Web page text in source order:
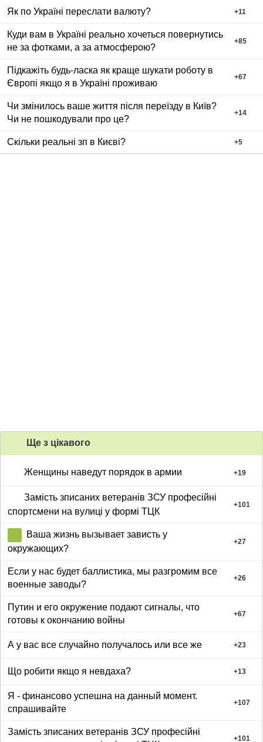
Як по Україні переслати валюту? +11
Куди вам в Україні реально хочеться повернутись
не за фотками, а за атмосферою?
+85
Підкажіть будь-ласка як краще шукати роботу в
Європі якщо я в Україні проживаю
+67
Чи змінилось ваше життя після переїзду в Київ?
Чи не пошкодували про це?
+14
Скільки реальні зп в Києві? +5
Ще з цiкавого
Женщины наведут порядок в армии +19
Замість зписаних ветеранів ЗСУ професійні
спортсмени на вулиці у формі ТЦК
+101
Ваша жизнь вызывает зависть у
окружающих?
+27
Если у нас будет баллистика, мы разгромим все
военные заводы?
+26
Путин и его окружение подают сигналы, что
готовы к окончанию войны
+67
А у вас все случайно получалось или все же +23
Що робити якщо я невдаха? +13
Я - финансово успешна на данный момент.
спрашивайте
+107
Замість зписаних ветеранів ЗСУ професійні
+101